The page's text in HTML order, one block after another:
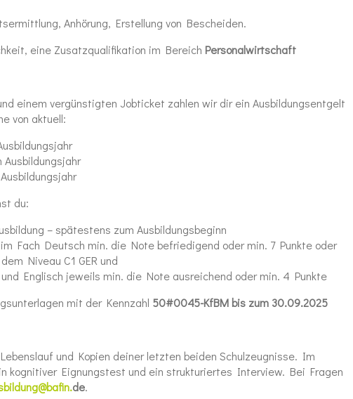
Anhörung, Erstellung von Bescheiden.
eine Zusatzqualifikation im Bereich Personalwirtschaft
einem vergünstigten Jobticket zahlen wir dir ein Ausbildungsentgelt
von aktuell:
du:
– spätestens zum Ausbildungsbeginn
Fach Deutsch min. die Note befriedigend oder min. 7 Punkte oder
Niveau C1 GER und
Englisch jeweils min. die Note ausreichend oder min. 4 Punkte
mit der Kennzahl 50#0045-KfBM bis zum 30.09.2025
und Kopien deiner letzten beiden Schulzeugnisse. Im
kognitiver Eignungstest und ein strukturiertes Interview. Bei Fragen
de.